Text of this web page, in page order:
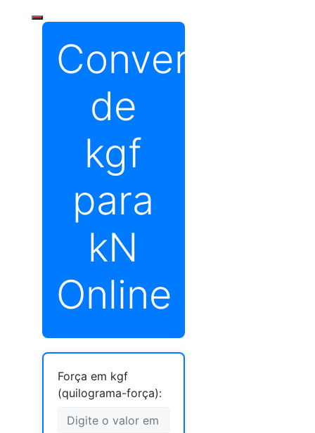
Conversor
de
kgf
para
kN
Online
Força em kgf
(quilograma-força):